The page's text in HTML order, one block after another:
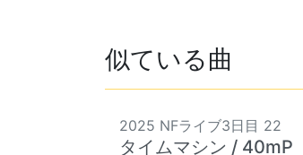
似ている曲
2025 NFライブ3日目 22
タイムマシン / 40mP